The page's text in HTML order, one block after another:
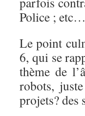
Police ; etc…
Le point
6, qui se
thème de
robots,
projets? des